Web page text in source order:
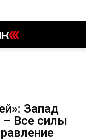
Запад
Все силы